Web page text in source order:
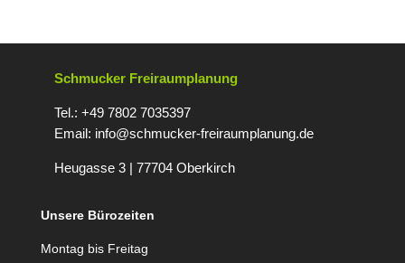
Schmucker Freiraumplanung
Tel.: +49 7802 7035397
Email: info@schmucker-freiraumplanung.de
Heugasse 3 | 77704 Oberkirch
Unsere Bürozeiten
Montag bis Freitag